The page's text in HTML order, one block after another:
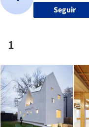
Seguir
1